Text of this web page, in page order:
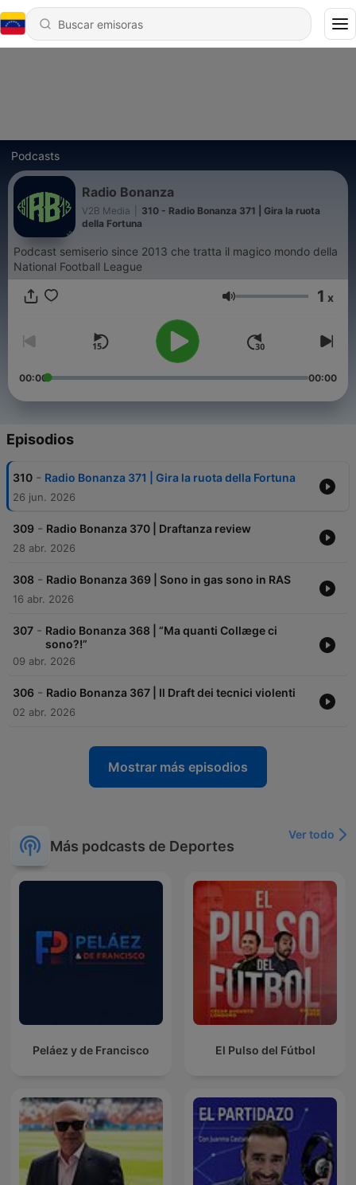
Podcasts
Radio Bonanza
V2B Media
310 - Radio Bonanza 371 | Gira la ruota
della Fortuna
Podcast semiserio since 2013 che tratta il magico mondo della
National Football League
Volumen 1 x
00:00 00:00
Episodios
310 - Radio Bonanza 371 | Gira la ruota della Fortuna
26 jun. 2026
309 - Radio Bonanza 370 | Draftanza review
28 abr. 2026
308 - Radio Bonanza 369 | Sono in gas sono in RAS
16 abr. 2026
307 - Radio Bonanza 368 | “Ma quanti Collæge ci
sono?!”
09 abr. 2026
306 - Radio Bonanza 367 | Il Draft dei tecnici violenti
02 abr. 2026
Mostrar más episodios
Más podcasts de Deportes
Ver todo
Peláez y de Francisco El Pulso del Fútbol